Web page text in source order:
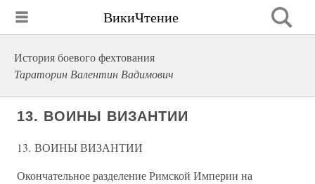
ВикиЧтение
История боевого фехтования
Тараторин Валентин Вадимович
13. ВОИНЫ ВИЗАНТИИ
13. ВОИНЫ ВИЗАНТИИ
Окончательное разделение Римской Империи на